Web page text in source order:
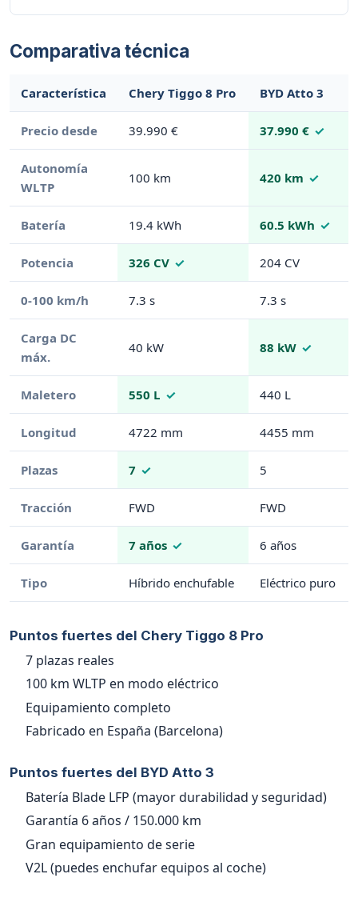
Comparativa técnica
Característica Chery Tiggo 8 Pro BYD Atto 3
Precio desde 39.990 € 37.990 €
Autonomía
WLTP
100 km 420 km
Batería 19.4 kWh 60.5 kWh
Potencia 326 CV 204 CV
0-100 km/h 7.3 s 7.3 s
Carga DC
máx.
40 kW 88 kW
Maletero 550 L 440 L
Longitud 4722 mm 4455 mm
Plazas 7 5
Tracción FWD FWD
Garantía 7 años 6 años
Tipo Híbrido enchufable Eléctrico puro
Puntos fuertes del Chery Tiggo 8 Pro
7 plazas reales
100 km WLTP en modo eléctrico
Equipamiento completo
Fabricado en España (Barcelona)
Puntos fuertes del BYD Atto 3
Batería Blade LFP (mayor durabilidad y seguridad)
Garantía 6 años / 150.000 km
Gran equipamiento de serie
V2L (puedes enchufar equipos al coche)